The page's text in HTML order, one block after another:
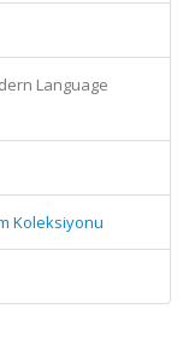
Language
Koleksiyonu